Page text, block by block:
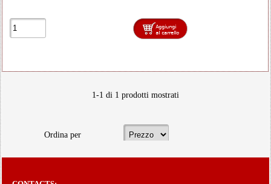
1-1 di 1 prodotti mostrati
Ordina per